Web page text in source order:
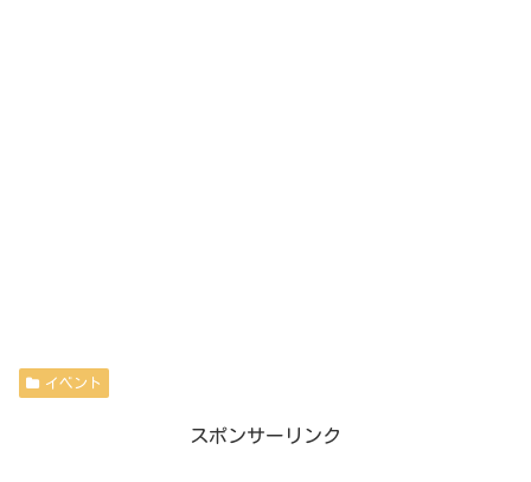
イベント
スポンサーリンク